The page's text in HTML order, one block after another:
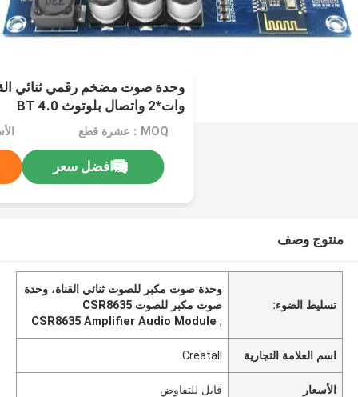
وات*2 واتصال بلوتوث BT 4.0
MOQ：عشرة قطع
افضل سعر
منتوج وصف
تسليط الضوء:
وحدة صوت مكبر للصوت ثنائي القناة، وحدة
صوت مكبر للصوت CSR8635
,
CSR8635 Amplifier Audio Module
اسم العلامة التجارية Creatall
الأسعار قابل للتفاوض